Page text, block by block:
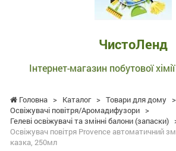
ЧистоЛенд
Інтернет-магазин побутової
Головна > Каталог > Товари для дому >
Освіжувачі повітря/Аромадифузори >
Гелеві освіжувачі та змінні балони (запаски)
Освіжувач повітря Provence автоматичний
казка, 250мл